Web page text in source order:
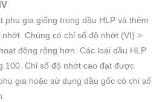
phụ gia giống trong dầu HLP và thêm
Chúng có chỉ số độ nhớt (VI) >
động rộng hơn. Các loại dầu HLP
100. Chỉ số độ nhớt cao đạt được
gia hoặc sử dụng dầu gốc có chỉ số